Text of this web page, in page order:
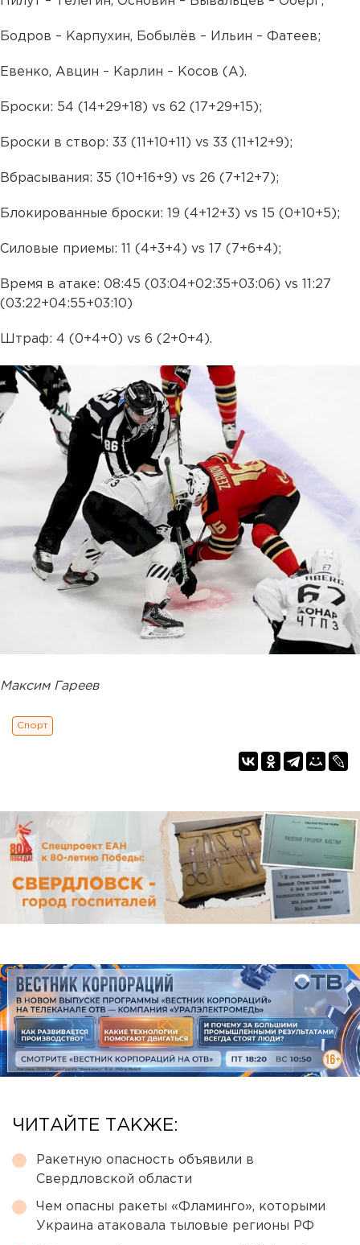
Бодров – Карпухин, Бобылёв – Ильин – Фатеев;
Евенко, Авцин – Карлин – Косов (А).
Броски: 54 (14+29+18) vs 62 (17+29+15);
Броски в створ: 33 (11+10+11) vs 33 (11+12+9);
Вбрасывания: 35 (10+16+9) vs 26 (7+12+7);
Блокированные броски: 19 (4+12+3) vs 15 (0+10+5);
Силовые приемы: 11 (4+3+4) vs 17 (7+6+4);
Время в атаке: 08:45 (03:04+02:35+03:06) vs 11:27
(03:22+04:55+03:10)
Штраф: 4 (0+4+0) vs 6 (2+0+4).
Максим Гареев
Спорт
ЧИТАЙТЕ ТАКЖЕ:
Ракетную опасность объявили в
Свердловской области
Чем опасны ракеты «Фламинго», которыми
Украина атаковала тыловые регионы РФ